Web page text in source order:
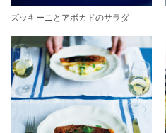
ズッキーニとアボカドのサラダ